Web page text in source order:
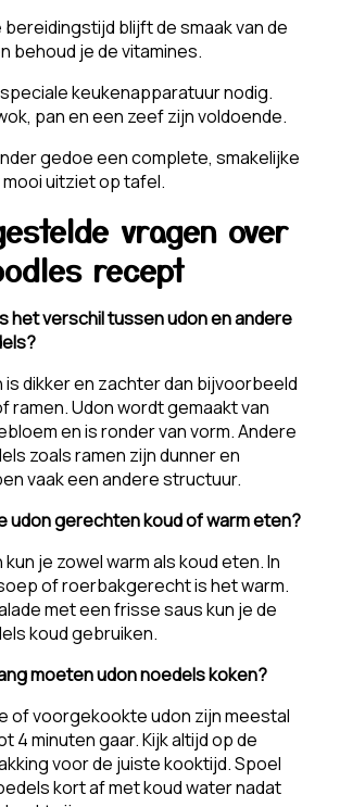
blijft de smaak van de
behoud je de vitamines.
keukenapparatuur nodig.
pan en een zeef zijn voldoende.
gedoe een complete, smakelijke
uitziet op tafel.
vragen over
recept
het verschil tussen udon en andere
is dikker en zachter dan bijvoorbeeld
ramen. Udon wordt gemaakt van
en is ronder van vorm. Andere
zoals ramen zijn dunner en
vaak een andere structuur.
udon gerechten koud of warm eten?
kun je zowel warm als koud eten. In
of roerbakgerecht is het warm.
met een frisse saus kun je de
koud gebruiken.
moeten udon noedels koken?
of voorgekookte udon zijn meestal
4 minuten gaar. Kijk altijd op de
voor de juiste kooktijd. Spoel
kort af met koud water nadat